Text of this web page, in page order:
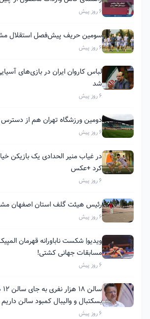
6 روز پیش
سومین حریف پیش‌فصل استقلال
6 روز پیش
لباس کاروان ایران در بازی‌های
شد
6 روز پیش
دومین ورزشگاه تهران هم از
6 روز پیش
در غیاب منیر الحدادی یک بازیکن
کرد +عکس
6 روز پیش
رئیس هیئت گلف استان اصفهان
6 روز پیش
ویدیو| شکست ناباورانه قهرمان
مسابقات جهانی کشتی!
6 روز پیش
بسکتبال و والیبال کمبود سالن داریم
6 روز پیش